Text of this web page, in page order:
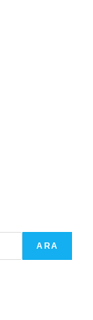
ARA